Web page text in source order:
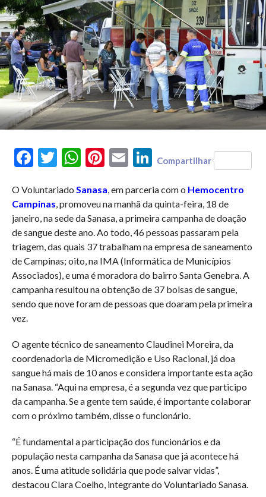
FacebookTwitterWhatsAppPinterest
Email LinkedIn
Compartilhar
O Voluntariado Sanasa , em parceria com o Hemocentro
Campinas , promoveu na manhã da quinta-feira, 18 de
janeiro, na sede da Sanasa, a primeira campanha de doação
de sangue deste ano. Ao todo, 46 pessoas passaram pela
triagem, das quais 37 trabalham na empresa de saneamento
de Campinas; oito, na IMA (Informática de Municípios
Associados), e uma é moradora do bairro Santa Genebra. A
campanha resultou na obtenção de 37 bolsas de sangue,
sendo que nove foram de pessoas que doaram pela primeira
vez.
O agente técnico de saneamento Claudinei Moreira, da
coordenadoria de Micromedição e Uso Racional, já doa
sangue há mais de 10 anos e considera importante esta ação
na Sanasa. “Aqui na empresa, é a segunda vez que participo
da campanha. Se a gente tem saúde, é importante colaborar
com o próximo também, disse o funcionário.
“É fundamental a participação dos funcionários e da
população nesta campanha da Sanasa que já acontece há
anos. É uma atitude solidária que pode salvar vidas”,
destacou Clara Coelho, integrante do Voluntariado Sanasa.